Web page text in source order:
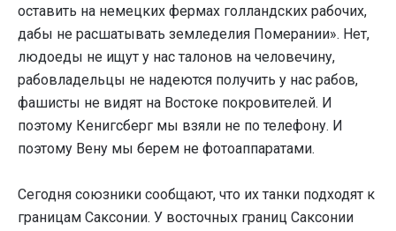
оставить на немецких фермах голландских рабочих,
дабы не расшатывать земледелия Померании». Нет,
людоеды не ищут у нас талонов на человечину,
рабовладельцы не надеются получить у нас рабов,
фашисты не видят на Востоке покровителей. И
поэтому Кенигсберг мы взяли не по телефону. И
поэтому Вену мы берем не фотоаппаратами.
Сегодня союзники сообщают, что их танки подходят к
границам Саксонии. У восточных границ Саксонии